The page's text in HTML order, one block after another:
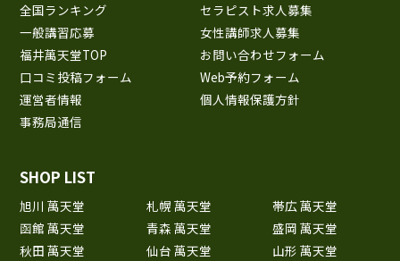
全国ランキング
セラピスト求人募集
一般講習応募
女性講師求人募集
福井萬天堂TOP
お問い合わせフォーム
口コミ投稿フォーム
Web予約フォーム
運営者情報
個人情報保護方針
事務局通信
SHOP LIST
旭川 萬天堂 札幌 萬天堂
帯広 萬天堂
函館 萬天堂
青森 萬天堂
盛岡 萬天堂
秋田 萬天堂
仙台 萬天堂
山形 萬天堂